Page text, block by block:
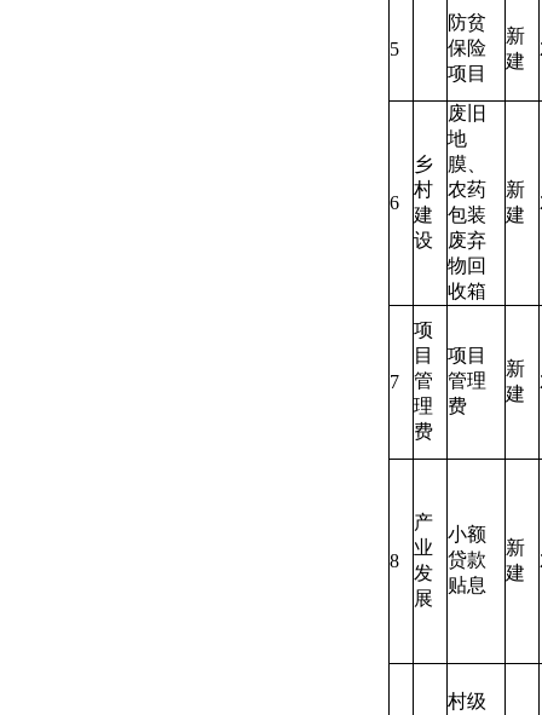
5
防贫
保险
项目
新
建
6
乡
村
建
设
废旧
地
膜、
农药
包装
废弃
物回
收箱
新
建
7
项
目
管
理
费
项目
管理
费
新
建
8
产
业
发
展
小额
贷款
贴息
新
建
村级